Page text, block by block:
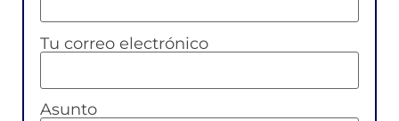
Tu correo electrónico
Asunto